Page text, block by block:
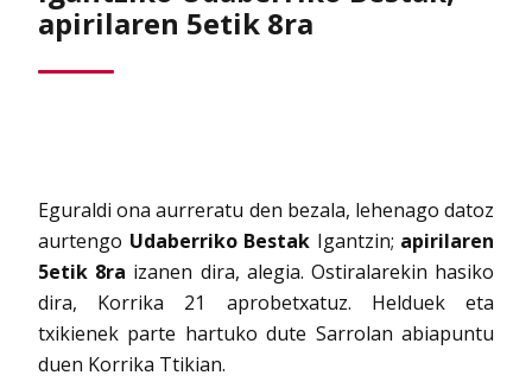
apirilaren 5etik 8ra
Eguraldi ona aurreratu den bezala, lehenago datoz
aurtengo Udaberriko Bestak Igantzin; apirilaren
5etik 8ra izanen dira, alegia. Ostiralarekin hasiko
dira, Korrika 21 aprobetxatuz. Helduek eta
txikienek parte hartuko dute Sarrolan abiapuntu
duen Korrika Ttikian.